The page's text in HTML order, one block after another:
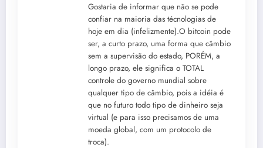
Gostaria de informar que não se pode
confiar na maioria das técnologias de
hoje em dia (infelizmente).O bitcoin pode
ser, a curto prazo, uma forma que câmbio
sem a supervisão do estado, PORÉM, a
longo prazo, ele significa o TOTAL
controle do governo mundial sobre
qualquer tipo de câmbio, pois a idéia é
que no futuro todo tipo de dinheiro seja
virtual (e para isso precisamos de uma
moeda global, com um protocolo de
troca).